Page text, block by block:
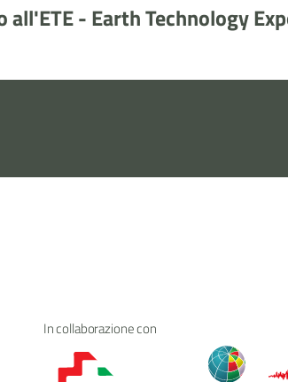
all'ETE - Earth Technology
In collaborazione con